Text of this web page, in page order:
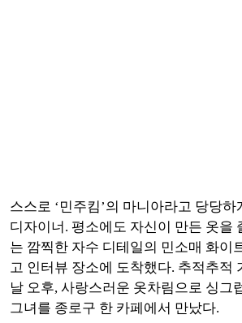
스스로 ‘민주킴’의 마니아라고 당당
디자이너. 평소에도 자신이 만든 옷을
는 깜찍한 자수 디테일의 민소매 화이
고 인터뷰 장소에 도착했다. 추적추적
날 오후, 사랑스러운 옷차림으로 싱그
그녀를 종로구 한 카페에서 만났다.